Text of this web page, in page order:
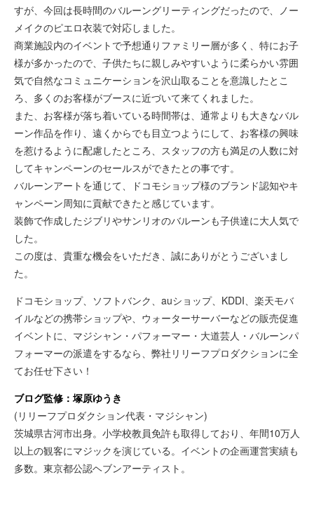
すが、今回は長時間のバルーングリーティングだったので、ノー
メイクのピエロ衣装で対応しました。
商業施設内のイベントで予想通りファミリー層が多く、特にお子
様が多かったので、子供たちに親しみやすいように柔らかい雰囲
気で自然なコミュニケーションを沢山取ることを意識したとこ
ろ、多くのお客様がブースに近づいて来てくれました。
また、お客様が落ち着いている時間帯は、通常よりも大きなバル
ーン作品を作り、遠くからでも目立つようにして、お客様の興味
を惹けるように配慮したところ、スタッフの方も満足の人数に対
してキャンペーンのセールスができたとの事です。
バルーンアートを通じて、ドコモショップ様のブランド認知やキ
ャンペーン周知に貢献できたと感じています。
装飾で作成したジブリやサンリオのバルーンも子供達に大人気で
した。
この度は、貴重な機会をいただき、誠にありがとうございまし
た。
ドコモショップ、ソフトバンク、auショップ、KDDI、楽天モバ
イルなどの携帯ショップや、ウォーターサーバーなどの販売促進
イベントに、マジシャン・パフォーマー・大道芸人・バルーンパ
フォーマーの派遣をするなら、弊社リリーフプロダクションに全
てお任せ下さい！
ブログ監修：塚原ゆうき
(リリーフプロダクション代表・マジシャン)
茨城県古河市出身。小学校教員免許も取得しており、年間10万人
以上の観客にマジックを演じている。イベントの企画運営実績も
多数。東京都公認ヘブンアーティスト。